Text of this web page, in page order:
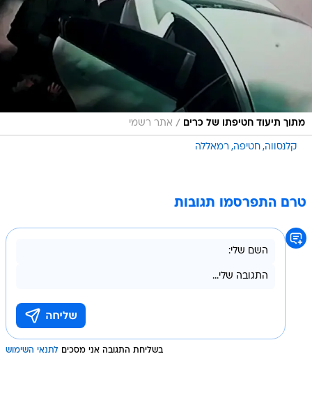
מתוך תיעוד חטיפתו של כרים / אתר רשמי
קלנסווה חטיפה רמאללה
טרם התפרסמו תגובות
בשליחת התגובה אני מסכים לתנאי השימוש